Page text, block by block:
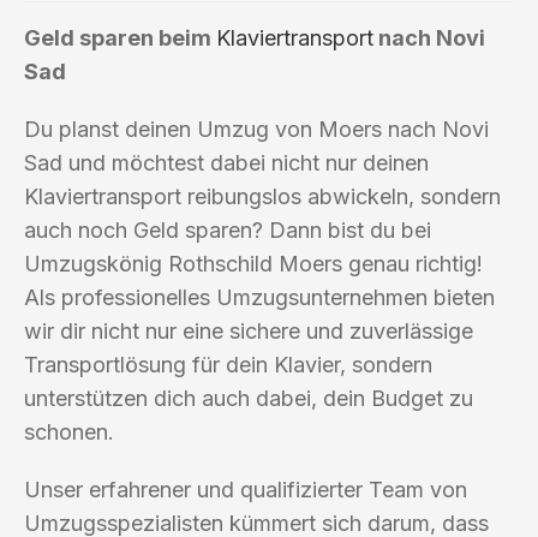
Geld sparen beim Klaviertransport nach Novi
Sad
Du planst deinen Umzug von Moers nach Novi
Sad und möchtest dabei nicht nur deinen
Klaviertransport reibungslos abwickeln, sondern
auch noch Geld sparen? Dann bist du bei
Umzugskönig Rothschild Moers genau richtig!
Als professionelles Umzugsunternehmen bieten
wir dir nicht nur eine sichere und zuverlässige
Transportlösung für dein Klavier, sondern
unterstützen dich auch dabei, dein Budget zu
schonen.
Unser erfahrener und qualifizierter Team von
Umzugsspezialisten kümmert sich darum, dass